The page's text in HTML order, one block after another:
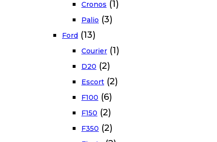
Cronos (1)
Palio (3)
Ford (13)
Courier (1)
D20 (2)
Escort (2)
F100 (6)
F150 (2)
F350 (2)